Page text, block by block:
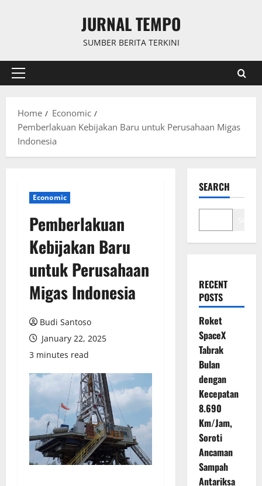
JURNAL TEMPO
SUMBER BERITA TERKINI
Primary
Home
Economic
Pemberlakuan Kebijakan Baru untuk Perusahaan Migas
Indonesia
Economic
Pemberlakuan
Kebijakan Baru
untuk Perusahaan
Migas Indonesia
Budi Santoso
January 22, 2025
3 minutes read
SEARCH
RECENT
POSTS
Roket
SpaceX
Tabrak
Bulan
dengan
Kecepatan
8.690
Km/Jam,
Soroti
Ancaman
Sampah
Antariksa